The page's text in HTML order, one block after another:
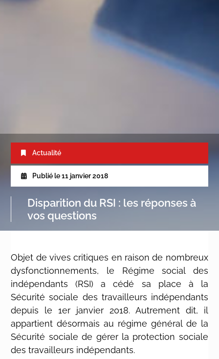
Actualité
Publié le 11 janvier 2018
Disparition du RSI : les réponses à
vos questions
Objet de vives critiques en raison de nombreux
dysfonctionnements, le Régime social des
indépendants (RSI) a cédé sa place à la
Sécurité sociale des travailleurs indépendants
depuis le 1er janvier 2018. Autrement dit, il
appartient désormais au régime général de la
Sécurité sociale de gérer la protection sociale
des travailleurs indépendants.